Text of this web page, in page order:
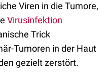
Viren in die Tumore,
Virusinfektion
Trick
Tumoren in der Haut
gezielt zerstört.